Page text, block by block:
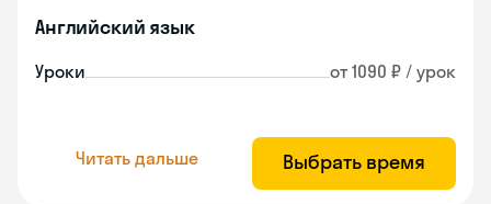
Английский язык
Уроки от 1090 ₽ / урок
Читать дальше Выбрать время